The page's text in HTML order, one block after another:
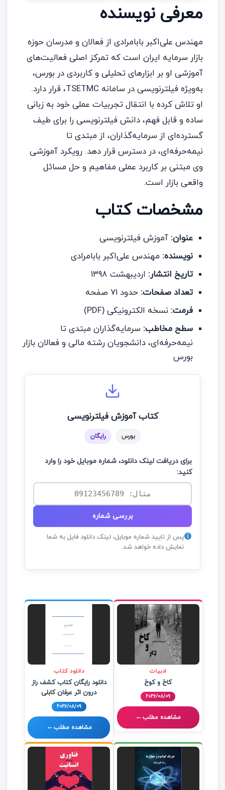
معرفی نویسنده
مهندس علی‌اکبر بابامرادی از فعالان و مدرسان حوزه
بازار سرمایه ایران است که تمرکز اصلی فعالیت‌های
آموزشی او بر ابزارهای تحلیلی و کاربردی در بورس،
به‌ویژه فیلترنویسی در سامانه TSETMC، قرار دارد.
او تلاش کرده با انتقال تجربیات عملی خود به زبانی
ساده و قابل فهم، دانش فیلترنویسی را برای طیف
گسترده‌ای از سرمایه‌گذاران، از مبتدی تا
نیمه‌حرفه‌ای، در دسترس قرار دهد. رویکرد آموزشی
وی مبتنی بر کاربرد عملی مفاهیم و حل مسائل
واقعی بازار است.
مشخصات کتاب
عنوان: آموزش فیلترنویسی
نویسنده: مهندس علی‌اکبر بابامرادی
تاریخ انتشار: اردیبهشت ۱۳۹۸
تعداد صفحات: حدود ۷۱ صفحه
فرمت: نسخه الکترونیکی (PDF)
سطح مخاطب: سرمایه‌گذاران مبتدی تا
نیمه‌حرفه‌ای، دانشجویان رشته مالی و فعالان بازار
بورس
کتاب آموزش فیلترنویسی
بورس رایگان
برای دریافت لینک دانلود، شماره موبایل خود را وارد
کنید:
بررسی شماره
پس از تایید شماره موبایل، لینک دانلود فایل به شما
نمایش داده خواهد شد.
ادبیات
کاخ و کوخ
2026/08/09
مشاهده مطلب←
دانلود کتاب
دانلود رایگان کتاب کشف راز
درون اثر عرفان کابلی
2026/08/09
مشاهده مطلب←